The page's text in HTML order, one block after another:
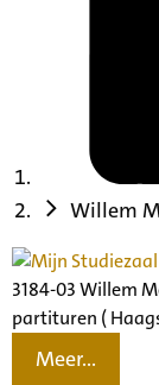
Willem
3184-03 Willem
partituren (
Meer...